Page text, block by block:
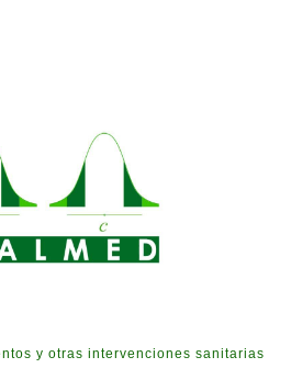
y otras intervenciones sanitarias